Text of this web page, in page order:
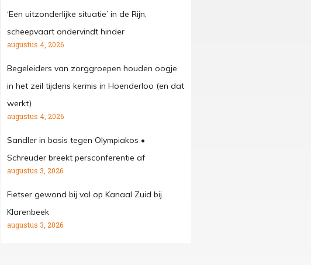
‘Een uitzonderlijke situatie’ in de Rijn,
scheepvaart ondervindt hinder
augustus 4, 2026
Begeleiders van zorggroepen houden oogje
in het zeil tijdens kermis in Hoenderloo (en dat
werkt)
augustus 4, 2026
Sandler in basis tegen Olympiakos •
Schreuder breekt persconferentie af
augustus 3, 2026
Fietser gewond bij val op Kanaal Zuid bij
Klarenbeek
augustus 3, 2026